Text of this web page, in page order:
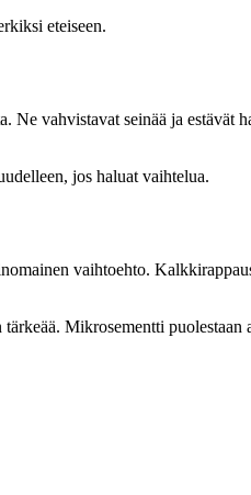
eteiseen.
vahvistavat seinää ja
jos haluat vaihtelua.
vaihtoehto.
Mikrosementti